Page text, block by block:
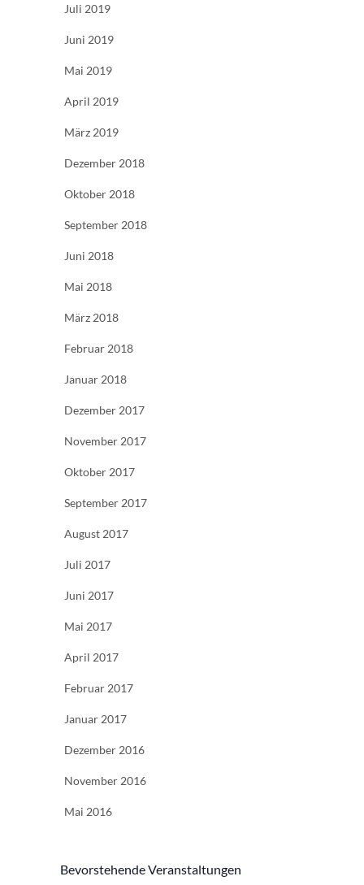
Juli 2019
Juni 2019
Mai 2019
April 2019
März 2019
Dezember 2018
Oktober 2018
September 2018
Juni 2018
Mai 2018
März 2018
Februar 2018
Januar 2018
Dezember 2017
November 2017
Oktober 2017
September 2017
August 2017
Juli 2017
Juni 2017
Mai 2017
April 2017
Februar 2017
Januar 2017
Dezember 2016
November 2016
Mai 2016
Bevorstehende Veranstaltungen